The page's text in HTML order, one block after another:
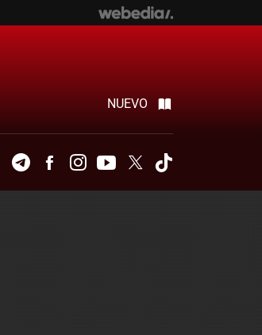
NUEVO
TelegramFacebookInstagramYoutubeTwitter